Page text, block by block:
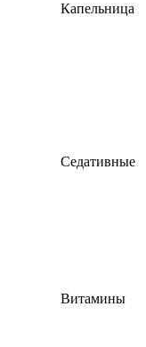
Капельница
Седативные
Витамины